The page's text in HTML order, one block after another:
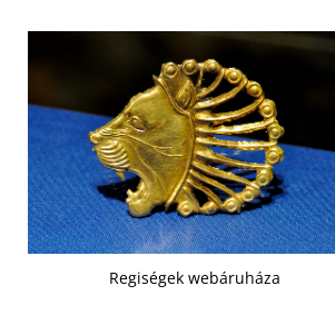
Regiségek webáruháza